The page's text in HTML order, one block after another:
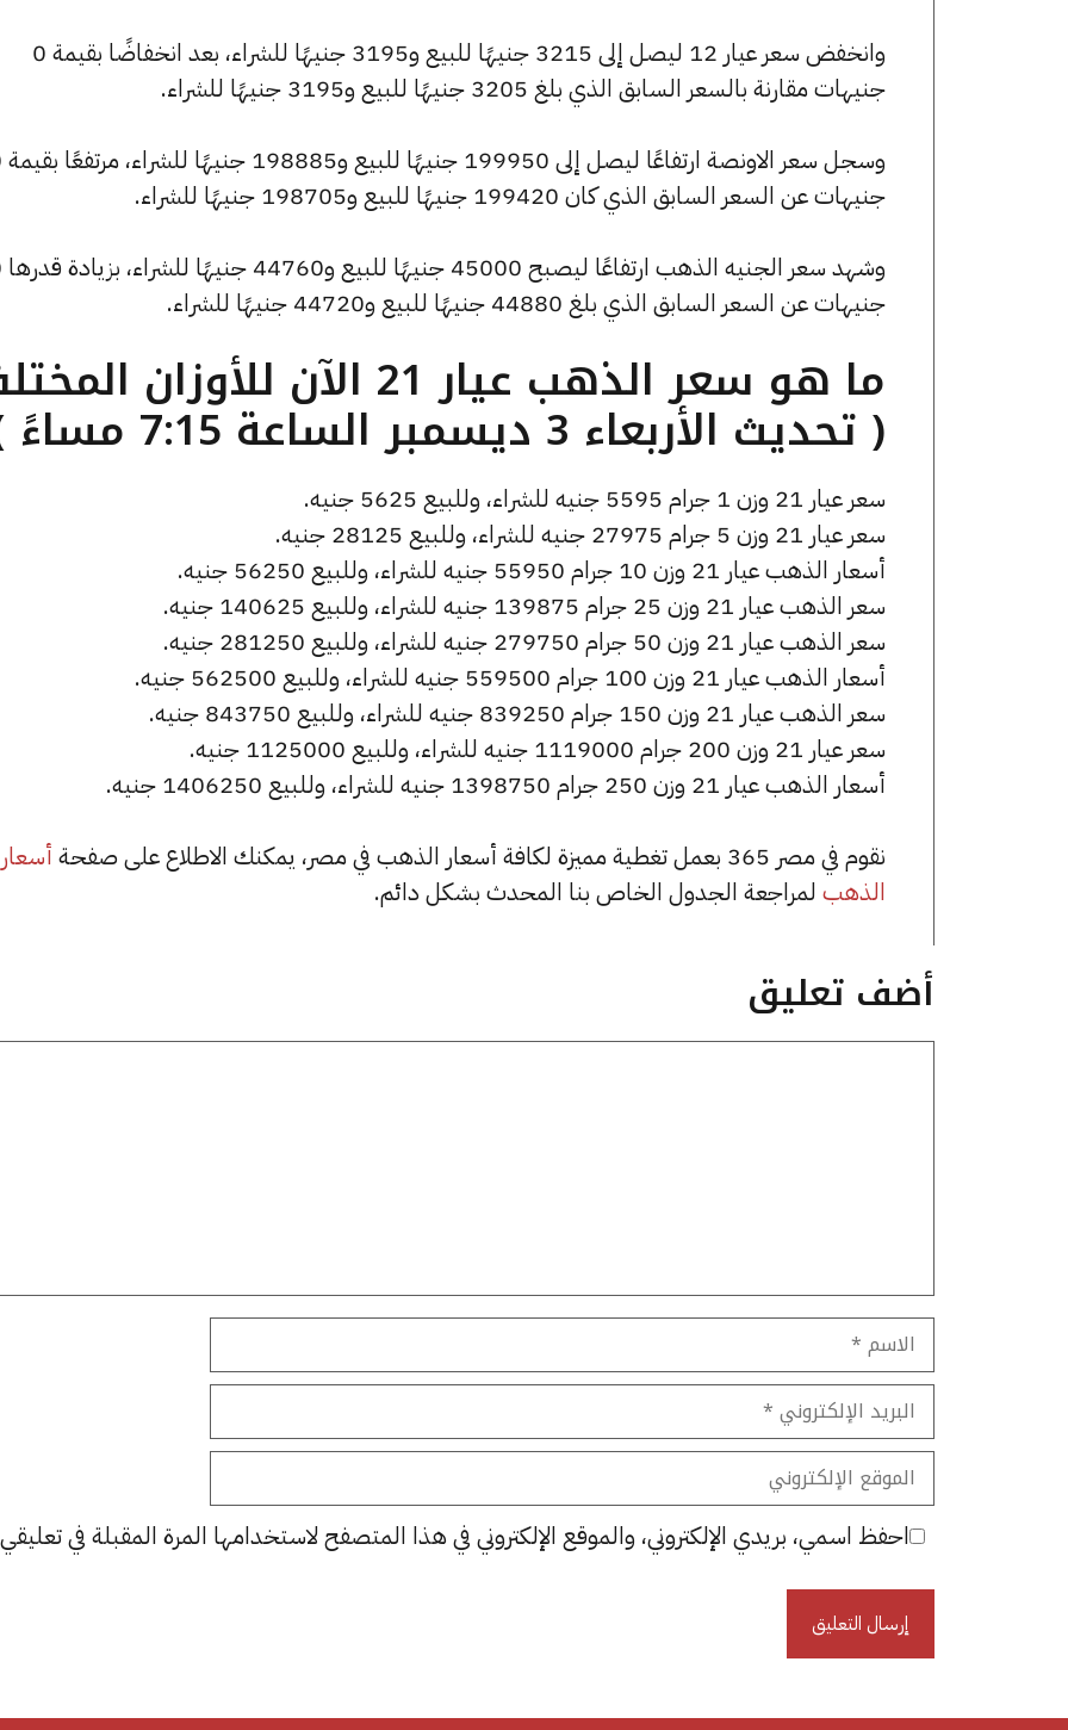
وانخفض سعر عيار 12 ليصل إلى 3215 جنيهًا للبيع و3195 جنيهًا للشراء، بعد انخفاضًا بقيمة 0
جنيهات مقارنة بالسعر السابق الذي بلغ 3205 جنيهًا للبيع و3195 جنيهًا للشراء.
جنيهات عن السعر السابق الذي كان 199420 جنيهًا للبيع و198705 جنيهًا للشراء.
جنيهات عن السعر السابق الذي بلغ 44880 جنيهًا للبيع و44720 جنيهًا للشراء.
ما هو سعر الذهب عيار 21 الآن للأوزان
( تحديث الأربعاء 3 ديسمبر الساعة 7:15 مساءً )
سعر عيار 21 وزن 1 جرام 5595 جنيه للشراء، وللبيع 5625 جنيه.
سعر عيار 21 وزن 5 جرام 27975 جنيه للشراء، وللبيع 28125 جنيه.
أسعار الذهب عيار 21 وزن 10 جرام 55950 جنيه للشراء، وللبيع 56250 جنيه.
سعر الذهب عيار 21 وزن 25 جرام 139875 جنيه للشراء، وللبيع 140625 جنيه.
سعر الذهب عيار 21 وزن 50 جرام 279750 جنيه للشراء، وللبيع 281250 جنيه.
أسعار الذهب عيار 21 وزن 100 جرام 559500 جنيه للشراء، وللبيع 562500 جنيه.
سعر الذهب عيار 21 وزن 150 جرام 839250 جنيه للشراء، وللبيع 843750 جنيه.
سعر عيار 21 وزن 200 جرام 1119000 جنيه للشراء، وللبيع 1125000 جنيه.
أسعار الذهب عيار 21 وزن 250 جرام 1398750 جنيه للشراء، وللبيع 1406250 جنيه.
نقوم في مصر 365 بعمل تغطية مميزة لكافة أسعار الذهب في مصر، يمكنك الاطلاع على صفحة
أسعار
الذهب لمراجعة الجدول الخاص بنا المحدث بشكل دائم.
أضف تعليق
الاسم
البريد
الإلكتروني
الموقع
الإلكتروني
احفظ اسمي، بريدي الإلكتروني، والموقع الإلكتروني في هذا المتصفح لاستخدامها المرة المقبلة في